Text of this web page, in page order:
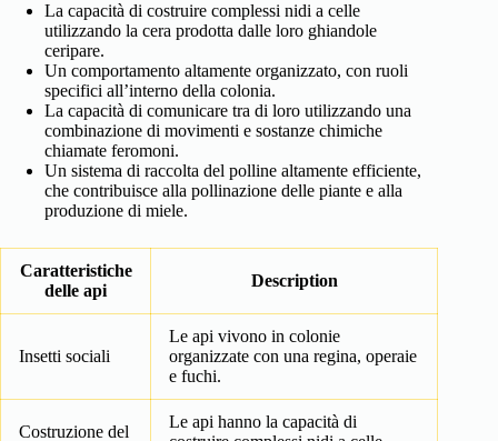
La capacità di costruire complessi nidi a celle
utilizzando la cera prodotta dalle loro ghiandole
ceripare.
Un comportamento altamente organizzato, con ruoli
specifici all’interno della colonia.
La capacità di comunicare tra di loro utilizzando una
combinazione di movimenti e sostanze chimiche
chiamate feromoni.
Un sistema di raccolta del polline altamente efficiente,
che contribuisce alla pollinazione delle piante e alla
produzione di miele.
Caratteristiche
delle api
Description
Insetti sociali
Le api vivono in colonie
organizzate con una regina, operaie
e fuchi.
Costruzione del
Le api hanno la capacità di